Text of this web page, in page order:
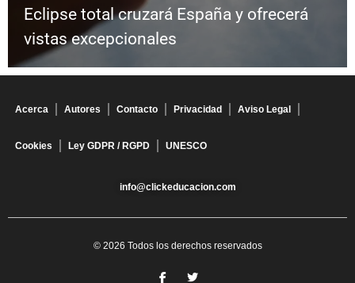
Eclipse total cruzará España y ofrecerá
vistas excepcionales
Acerca Autores Contacto Privacidad Aviso Legal
Cookies Ley GDPR / RGPD UNESCO
info@clickeducacion.com
© 2026 Todos los derechos reservados